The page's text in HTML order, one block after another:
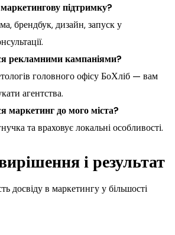
підтримку?
брендбук, дизайн, запуск у
рекламними кампаніями?
головного офісу БоХліб — вам
агентства.
маркетинг до мого міста?
та враховує локальні особливості.
і результат
досвіду в маркетингу у більшості